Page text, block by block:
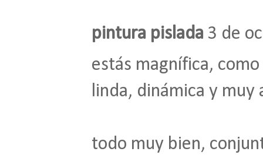
pintura pislada 3 de
estás magnífica,
linda, dinámica y muy
todo muy bien,